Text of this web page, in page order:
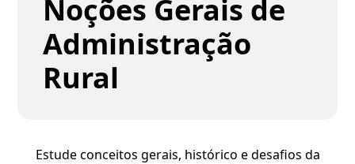
Noções Gerais de
Administração
Rural
Estude conceitos gerais, histórico e desafios da